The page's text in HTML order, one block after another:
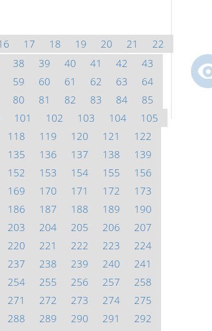
17 18 19 20 21
22
38 39 40 41 42
43
59 60 61 62 63
64
80 81 82 83 84
85
101 102 103 104
105
118 119 120 121
122
135 136 137 138
139
152 153 154 155
156
169 170 171 172
173
186 187 188 189
190
203 204 205 206
207
220 221 222 223
224
237 238 239 240
241
254 255 256 257
258
271 272 273 274
275
288 289 290 291
292